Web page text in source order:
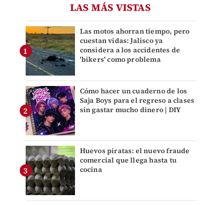
LAS MÁS VISTAS
Las motos ahorran tiempo, pero
cuestan vidas: Jalisco ya
considera a los accidentes de
'bikers' como problema
Cómo hacer un cuaderno de los
Saja Boys para el regreso a clases
sin gastar mucho dinero | DIY
Huevos piratas: el nuevo fraude
comercial que llega hasta tu
cocina